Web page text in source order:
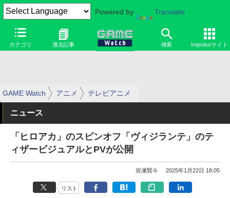
Powered by Translate
カテゴリ 過去記事 検索 Impressサイト
GAME Watch アニメ テレビアニメ
ニュース
「ヒロアカ」のスピンオフ「ヴィジランテ」のテ
ィザービジュアルとPVが公開
岩瀬賢斗 2025年1月22日 18:05
リスト